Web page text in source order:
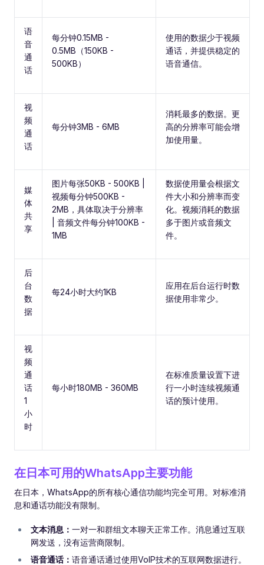
语
音
通
话
每分钟0.15MB -
0.5MB（150KB -
500KB）
使用的数据少于视频
通话，并提供稳定的
语音通信。
视
频
通
话
每分钟3MB - 6MB
消耗最多的数据。更
高的分辨率可能会增
加使用量。
媒
体
共
享
图片每张50KB - 500KB |
视频每分钟500KB -
2MB，具体取决于分辨率
| 音频文件每分钟100KB -
1MB
数据使用量会根据文
件大小和分辨率而变
化。视频消耗的数据
多于图片或音频文
件。
后
台
数
据
每24小时大约1KB
应用在后台运行时数
据使用非常少。
视
频
通
话
1
小
时
每小时180MB - 360MB
在标准质量设置下进
行一小时连续视频通
话的预计使用。
在日本可用的WhatsApp主要功能
在日本，WhatsApp的所有核心通信功能均完全可用。对标准消
息和通话功能没有限制。
文本消息： 一对一和群组文本聊天正常工作。消息通过互联
网发送，没有运营商限制。
语音通话： 语音通话通过使用VoIP技术的互联网数据进行。